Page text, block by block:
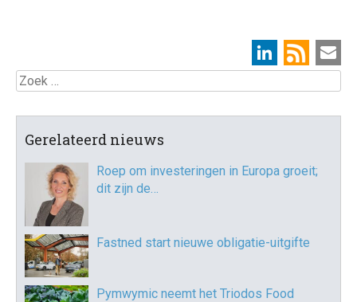
Zoek
Gerelateerd nieuws
Roep om investeringen in Europa groeit;
dit zijn de…
Fastned start nieuwe obligatie-uitgifte
Pymwymic neemt het Triodos Food